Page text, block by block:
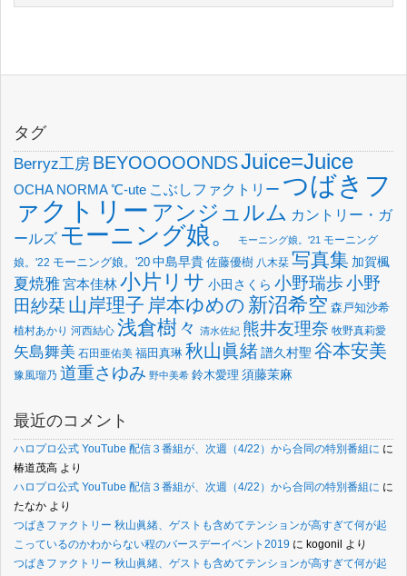
タグ
Berryz工房 BEYOOOOONDSJuice=Juice
OCHA NORMA℃-ute こぶしファクトリー つばきフ
ァクトリー アンジュルム カントリー・ガ
ールズ モーニング娘。 モーニング娘。'21 モーニング
娘。'22 モーニング娘。'20 中島早貴 佐藤優樹 八木栞 写真集 加賀楓
夏焼雅宮本佳林小片リサ 小田さくら 小野瑞歩小野
田紗栞 山岸理子 岸本ゆめの 新沼希空 森戸知沙希
植村あかり 河西結心 浅倉樹々 清水佐紀 熊井友理奈 牧野真莉愛
矢島舞美 石田亜佑美 福田真琳 秋山眞緒譜久村聖 谷本安美
豫風瑠乃 道重さゆみ 野中美希 鈴木愛理 須藤茉麻
最近のコメント
ハロプロ公式 YouTube 配信３番組が、次週（4/22）から合同の特別番組に に
椿道茂高 より
ハロプロ公式 YouTube 配信３番組が、次週（4/22）から合同の特別番組に に
たなか より
つばきファクトリー 秋山眞緒、ゲストも含めてテンションが高すぎて何が起
こっているのかわからない程のバースデーイベント2019 に kogonil より
つばきファクトリー 秋山眞緒、ゲストも含めてテンションが高すぎて何が起